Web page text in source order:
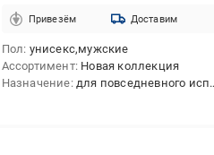
Привезём Доставим
Пол унисекс,мужские
Ассортимент Новая коллекция
Назначение для повседневного использования,для активного отдыха